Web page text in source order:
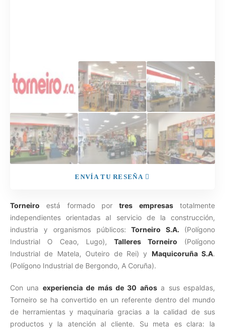
ENVÍA TU RESEÑA
Torneiro está formado portres empresastotalmente
independientes orientadas al servicio de la construcción,
industria y organismos públicos:Torneiro S.A. (Polígono
Industrial O Ceao, Lugo), Talleres Torneiro (Polígono
Industrial de Matela, Outeiro de Rei) y Maquicoruña S.A.
(Polígono Industrial de Bergondo, A Coruña).
Con una experiencia de más de 30 añosa sus espaldas,
Torneiro se ha convertido en un referente dentro del mundo
de herramientas y maquinaria gracias a la calidad de sus
productos y la atención al cliente. Su meta es clara: la